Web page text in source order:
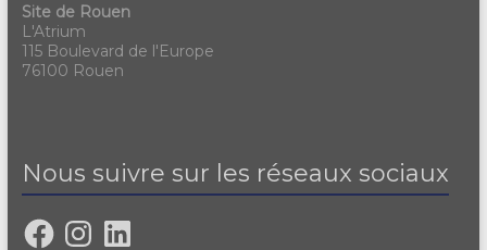
Site de Rouen
L'Atrium
115 Boulevard de l'Europe
76100 Rouen
Nous suivre sur les réseaux sociaux